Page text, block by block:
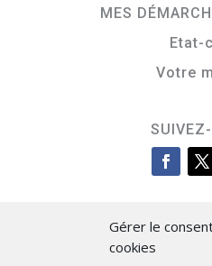
Gérer le
cookies
MES
Etat-
Votre